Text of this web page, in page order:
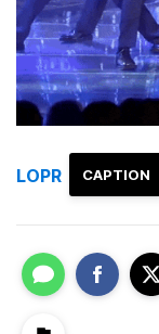
CAPTION
LOPR